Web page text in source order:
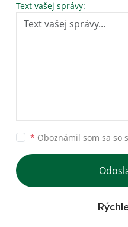
Text vašej správy:
* Oboznámil som sa so